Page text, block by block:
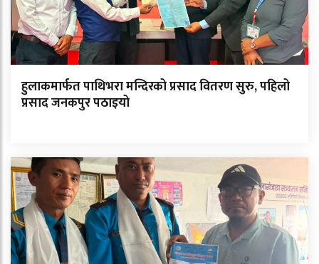
हुलाकमार्फत पाथिभरा मन्दिरको प्रसाद वितरण सुरु, पहिलो
प्रसाद जनकपुर पठाइयो